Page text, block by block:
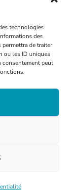
technologies
des
de traiter
ou les ID uniques
consentement peut